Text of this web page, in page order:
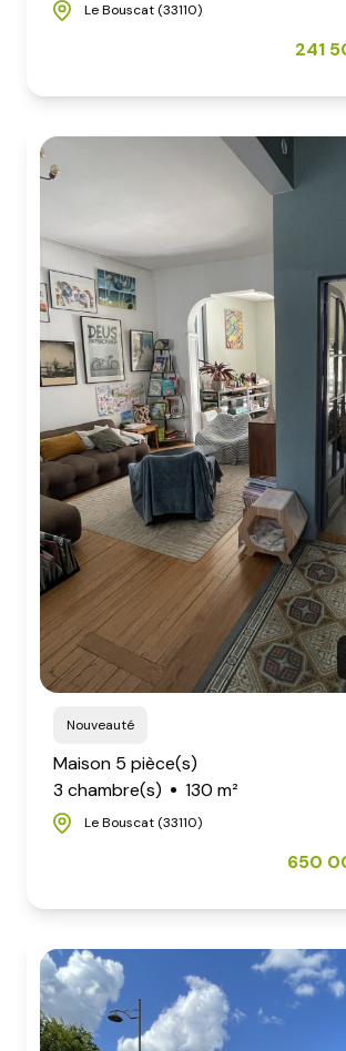
Le Bouscat (33110)
241
Nouveauté
Maison 5 pièce(s)
3 chambre(s)
130 m²
Le Bouscat (33110)
650